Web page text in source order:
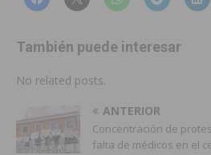
También puede interesar
No related posts.
ANTERIOR
Concentración de
falta de médicos en el